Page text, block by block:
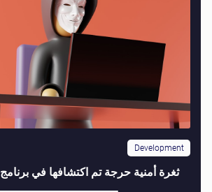
Development
ثغرة أمنية حرجة تم اكتشافها في برنامج HPE ONEVIEW